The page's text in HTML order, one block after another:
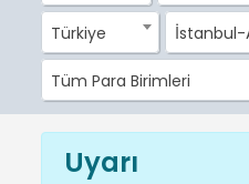
Türkiye İstanbul-
Tüm Para Birimleri
Uyarı